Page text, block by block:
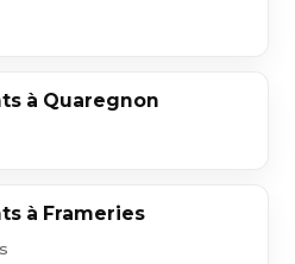
à Quaregnon
à Frameries